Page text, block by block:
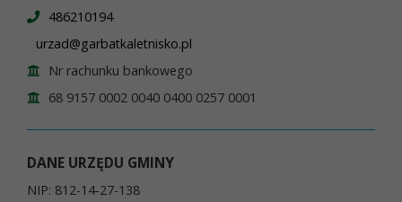
486210194
urzad@garbatkaletnisko.pl
Nr rachunku bankowego
68 9157 0002 0040 0400 0257 0001
DANE URZĘDU GMINY
NIP: 812-14-27-138